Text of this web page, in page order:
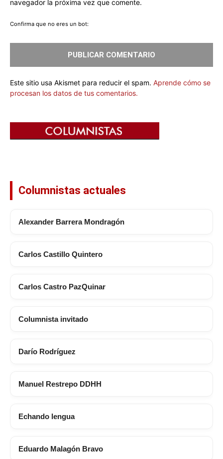
navegador la próxima vez que comente.
Confirma que no eres un bot:
Este sitio usa Akismet para reducir el spam. Aprende cómo se
procesan los datos de tus comentarios.
Columnistas actuales
Alexander Barrera Mondragón
Carlos Castillo Quintero
Carlos Castro PazQuinar
Columnista invitado
Darío Rodríguez
Manuel Restrepo DDHH
Echando lengua
Eduardo Malagón Bravo